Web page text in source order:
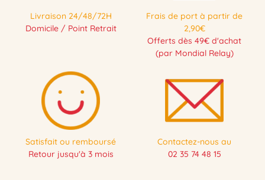
Livraison 24/48/72H
Domicile / Point Retrait
Frais de port à partir de
2,90€
Offerts dès 49€ d'achat
(par Mondial Relay)
Satisfait ou remboursé
Retour jusqu'à 3 mois
Contactez-nous au
02 35 74 48 15